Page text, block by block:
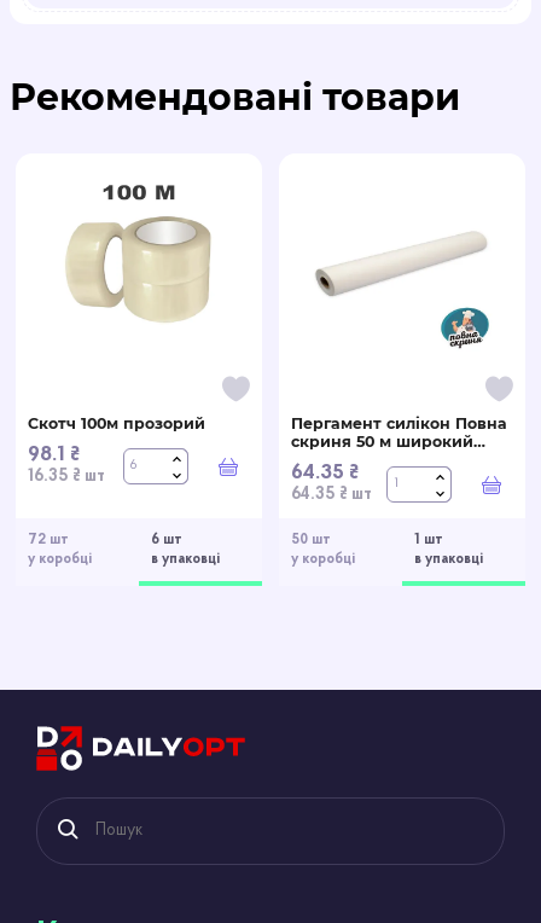
Рекомендовані товари
72 шт
у коробці
6 шт
в упаковці
Скотч 100м прозорий
98.1 ₴
16.35 ₴ шт У кошик
50 шт
у коробці
1 шт
в упаковці
Пергамент силікон Повна
скриня 50 м широкий
білий
64.35 ₴
64.35 ₴ шт У